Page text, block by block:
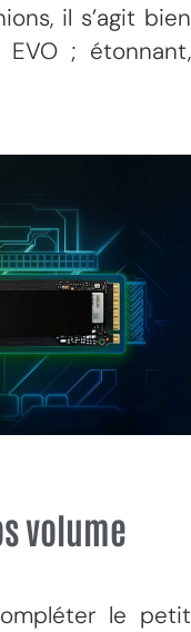
il s’agit bien
; étonnant,
volume
le petit